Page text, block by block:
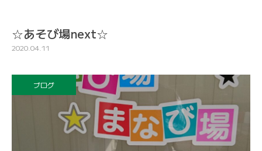
☆あそび場next☆
2020.04.11
ブログ